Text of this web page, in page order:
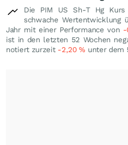
Die PIM US Sh-T Hg Kurs
schwache Wertentwicklung
Jahr mit einer Performance von -
ist in den letzten 52 Wochen
notiert zurzeit -2,20% unter dem